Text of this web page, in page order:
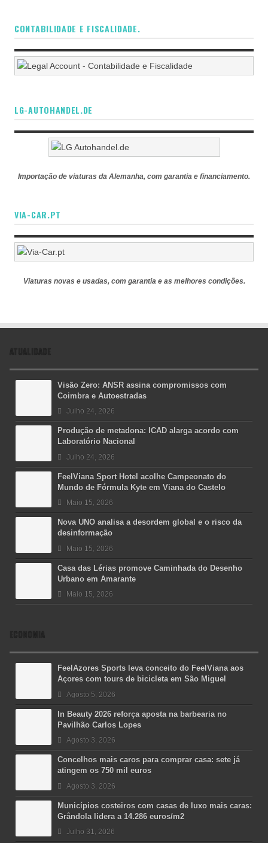
CONTABILIDADE E FISCALIDADE.
LG-AUTOHANDEL.DE
Importação de viaturas da Alemanha, com garantia e financiamento.
VIA-CAR.PT
Viaturas novas e usadas, com garantia e as melhores condições.
ATUALIDADE
Visão Zero: ANSR assina compromissos com
Coimbra e Autoestradas
Julho 24, 2026
Produção de metadona: ICAD alarga acordo com
Laboratório Nacional
Julho 24, 2026
FeelViana Sport Hotel acolhe Campeonato do
Mundo de Fórmula Kyte em Viana do Castelo
Maio 15, 2026
Nova UNO analisa a desordem global e o risco da
desinformação
Maio 15, 2026
Casa das Lérias promove Caminhada do Desenho
Urbano em Amarante
Maio 15, 2026
ECONOMIA
FeelAzores Sports leva conceito do FeelViana aos
Açores com tours de bicicleta em São Miguel
Agosto 5, 2026
In Beauty 2026 reforça aposta na barbearia no
Pavilhão Carlos Lopes
Agosto 3, 2026
Concelhos mais caros para comprar casa: sete já
atingem os 750 mil euros
Agosto 3, 2026
Municípios costeiros com casas de luxo mais caras:
Grândola lidera a 14.286 euros/m2
Julho 31, 2026